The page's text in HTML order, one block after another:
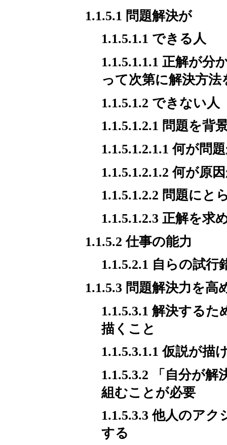
1.1.5.1 問題解決が
1.1.5.1.1 できる人
1.1.5.1.1.1 正解が分
って次第に解決方
1.1.5.1.2 できない人
1.1.5.1.2.1 問題を背
1.1.5.1.2.1.1 何が問
1.1.5.1.2.1.2 何が原
1.1.5.1.2.2 問題に
1.1.5.1.2.3 正解を求
1.1.5.2 仕事の能力
1.1.5.2.1 自らの試
1.1.5.3 問題解決力を高
1.1.5.3.1 解決する
描くこと
1.1.5.3.1.1 仮説が描
1.1.5.3.2 「自分が
組むことが必要
1.1.5.3.3 他人のア
する